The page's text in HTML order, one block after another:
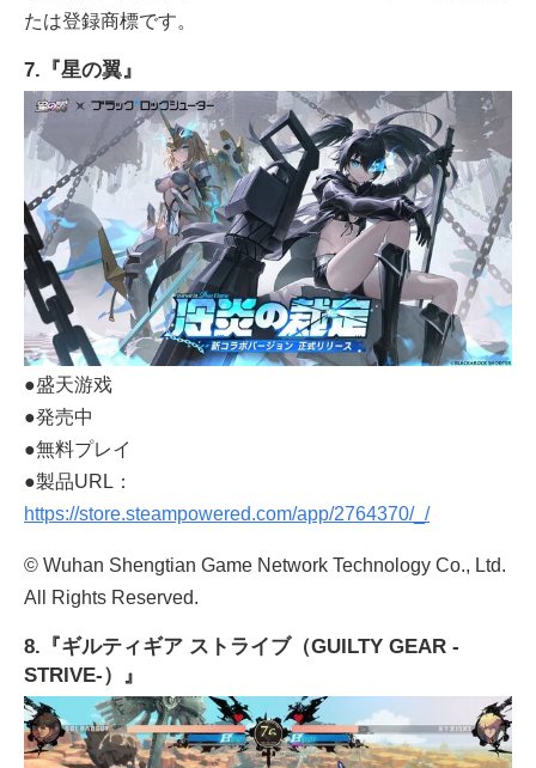
たは登録商標です。
7.『星の翼』
●盛天游戏
●発売中
●無料プレイ
●製品URL：
https://store.steampowered.com/app/2764370/_/
© Wuhan Shengtian Game Network Technology Co., Ltd.
All Rights Reserved.
8.『ギルティギア ストライブ（GUILTY GEAR -
STRIVE-）』